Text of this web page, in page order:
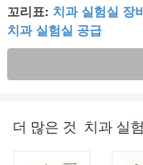
꼬리표: 치과 실험실 장
치과 실험실 공급
더 많은 것 치과 실